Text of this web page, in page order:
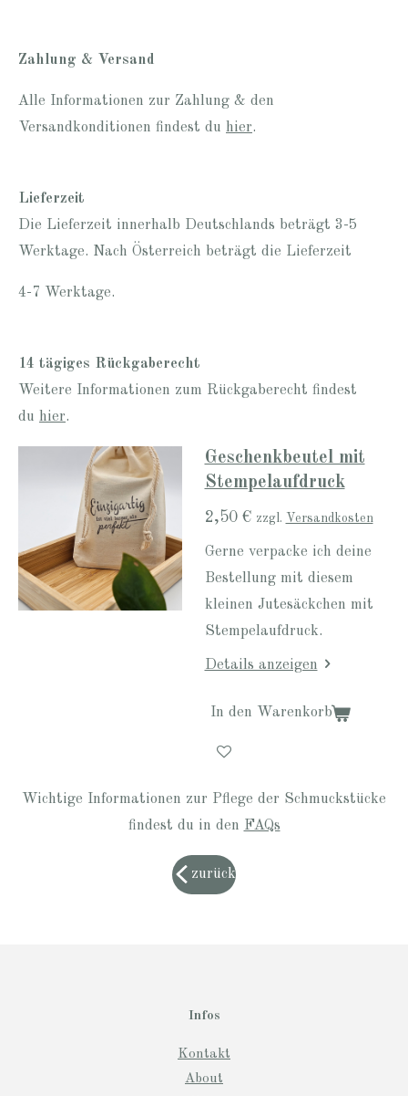
Zahlung & Versand
Alle Informationen zur Zahlung & den
Versandkonditionen findest du hier.
Lieferzeit
Die Lieferzeit innerhalb Deutschlands beträgt 3-5
Werktage. Nach Österreich beträgt die Lieferzeit
4-7 Werktage.
14 tägiges Rückgaberecht
Weitere Informationen zum Rückgaberecht findest
du hier.
Geschenkbeutel mit
Stempelaufdruck
2,50 € zzgl. Versandkosten
Gerne verpacke ich deine
Bestellung mit diesem
kleinen Jutesäckchen mit
Stempelaufdruck.
Details anzeigen
In den Warenkorb
Wichtige Informationen zur Pflege der Schmuckstücke
findest du in den FAQs
zurück
Infos
Kontakt
About